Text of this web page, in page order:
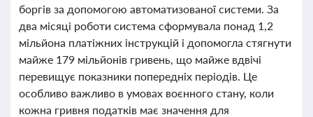
боргів за допомогою автоматизованої системи. За
два місяці роботи система сформувала понад 1,2
мільйона платіжних інструкцій і допомогла стягнути
майже 179 мільйонів гривень, що майже вдвічі
перевищує показники попередніх періодів. Це
особливо важливо в умовах воєнного стану, коли
кожна гривня податків має значення для